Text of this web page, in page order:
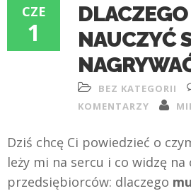
CZE
1
NAUCZYĆ
BEZ KATEGORII
KOMENTARZY
Dziś chcę Ci powiedzieć o
leży mi na sercu i co widzę na
przedsiębiorców: dlaczego